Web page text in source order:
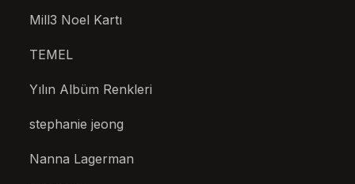
Mill3 Noel Kartı
TEMEL
Yılın Albüm Renkleri
stephanie jeong
Nanna Lagerman